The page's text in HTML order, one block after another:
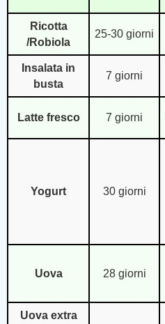
Ricotta
/Robiola
25-30 giorni
Insalata in
busta
7 giorni
Latte fresco 7 giorni
Yogurt 30 giorni
Uova 28 giorni
Uova extra